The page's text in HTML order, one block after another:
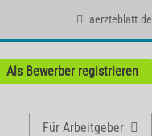
aerzteblatt.de
Als Bewerber registrieren
Für Arbeitgeber